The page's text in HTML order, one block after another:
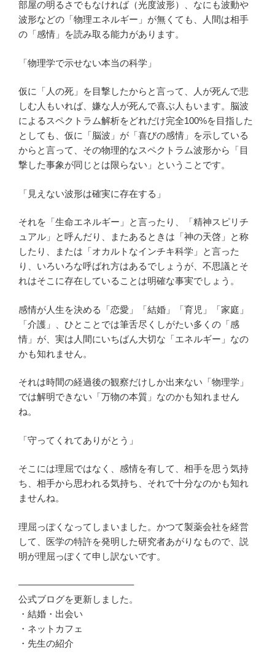
部屋の明るさでもなければ（光度波形）、なにも波動や
波形などの「物理エネルギー」が無くても、人間は相手
の「感情」を読み取る能力があります。
「物理学で示せない本当の科学」
仮に「人の死」を目撃したからと言って、人が死んで悲
しむ人もいれば、嫌な人が死んで喜ぶ人もいます。脳波
によるスペクトラム解析をどれだけ完全100%を目指した
としても、仮に「脳波」が「喜びの感情」を示している
からと言って、その物理的なスペクトラム波形から「目
撃した事象が同じとは限らない」ということです。
「見えない波形は確実に存在する」
それを「生命エネルギー」と言ったり、「精神スピリチ
ュアル」と呼んだり、またあるときは「神の天啓」と称
したり、または「オカルトなインチキ科学」と言った
り、いろいろな呼ばれ方はあるでしょうが、不思議とそ
れはそこに存在していることは明確な事実でしょう。
感情が人生を決める「恋愛」「結婚」「育児」「家庭」
「介護」、ひとことでは筆舌尽くしがたい多くの「感
情」が、実は人間にいちばん大切な「エネルギー」なの
かも知れません。
それは時間の経過後の観察だけしか出来ない「物理学」
では解明できない「万物の本質」なのかも知れません
ね。
「守ってくれてありがとう」
そこには理屈ではなく、感情を有して、相手を思う気持
ち、相手から思われる気持ち、それで十分なのかも知れ
ませんね。
理屈っぽくなってしまいました。かつて製薬会社を経営
して、医学の特許を発明した研究者あがりなもので、説
明が理屈っぽくて申し訳ないです。
————————————–
公式ブログを更新しました。
・結婚・出会い
・ネットカフェ
・先生の紹介